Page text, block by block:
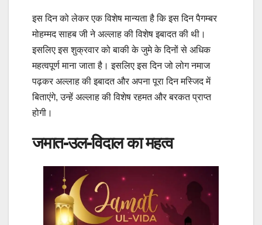
इस दिन को लेकर एक विशेष मान्यता है कि इस दिन पैगम्बर
मोहम्मद साहब जी ने अल्लाह की विशेष इबादत की थी।
इसलिए इस शुक्रवार को बाकी के जुमे के दिनों से अधिक
महत्वपूर्ण माना जाता है। इसलिए इस दिन जो लोग नमाज
पढ़कर अल्लाह की इबादत और अपना पूरा दिन मस्जिद में
बिताएंगे, उन्हें अल्लाह की विशेष रहमत और बरकत प्राप्त
होगी।
जमात-उल-विदाल का महत्व